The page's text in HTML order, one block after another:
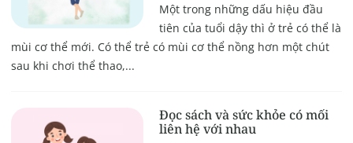
Một trong những dấu hiệu đầu
tiên của tuổi dậy thì ở trẻ có thể là
mùi cơ thể mới. Có thể trẻ có mùi cơ thể nồng hơn một chút
sau khi chơi thể thao,...
Đọc sách và sức khỏe có mối
liên hệ với nhau